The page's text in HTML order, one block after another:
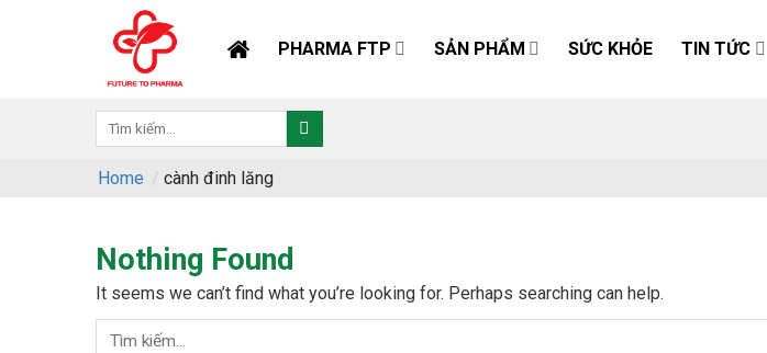
PHARMA FTP SẢN PHẨM SỨC KHỎE TIN TỨC
Home / cành đinh lăng
Nothing Found
It seems we can’t find what you’re looking for. Perhaps searching can help.